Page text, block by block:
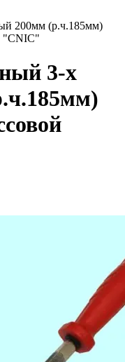
200мм (р.ч.185мм)
"CNIC"
3-х